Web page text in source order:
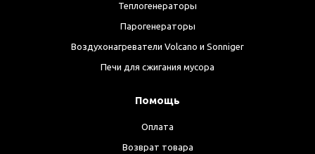
Теплогенераторы
Парогенераторы
Воздухонагреватели Volcano и Sonniger
Печи для сжигания мусора
Помощь
Оплата
Возврат товара